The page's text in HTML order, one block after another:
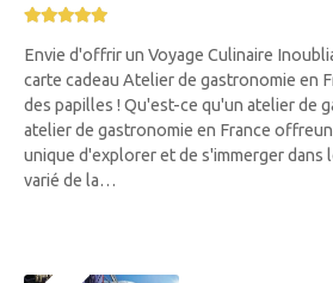
Envie d'offrir un Voyage Culinaire
carte cadeau Atelier de gastronomie en
des papilles ! Qu'est-ce qu'un atelier de
atelier de gastronomie en France
unique d'explorer et de s'immerger dans
varié de la…